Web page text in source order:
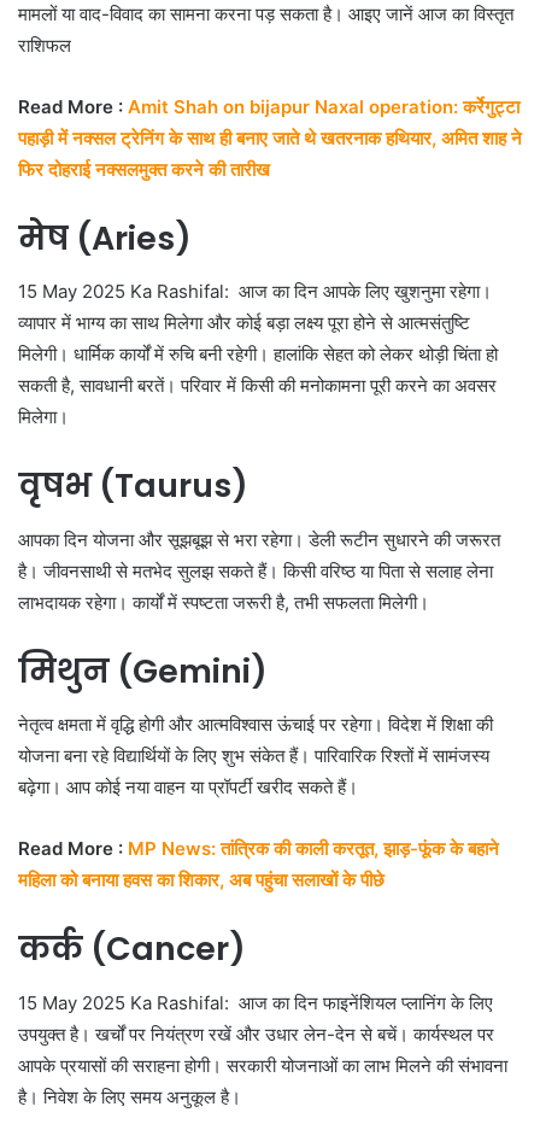
मामलों या वाद-विवाद का सामना करना पड़ सकता है। आइए जानें आज का विस्तृत
राशिफल
Read More : Amit Shah on bijapur Naxal operation: कर्रेगुट्टा
पहाड़ी में नक्सल ट्रेनिंग के साथ ही बनाए जाते थे खतरनाक हथियार, अमित शाह ने
फिर दोहराई नक्सलमुक्त करने की तारीख
मेष (Aries)
15 May 2025 Ka Rashifal: आज का दिन आपके लिए खुशनुमा रहेगा।
व्यापार में भाग्य का साथ मिलेगा और कोई बड़ा लक्ष्य पूरा होने से आत्मसंतुष्टि
मिलेगी। धार्मिक कार्यों में रुचि बनी रहेगी। हालांकि सेहत को लेकर थोड़ी चिंता हो
सकती है, सावधानी बरतें। परिवार में किसी की मनोकामना पूरी करने का अवसर
मिलेगा।
वृषभ (Taurus)
आपका दिन योजना और सूझबूझ से भरा रहेगा। डेली रूटीन सुधारने की जरूरत
है। जीवनसाथी से मतभेद सुलझ सकते हैं। किसी वरिष्ठ या पिता से सलाह लेना
लाभदायक रहेगा। कार्यों में स्पष्टता जरूरी है, तभी सफलता मिलेगी।
मिथुन (Gemini)
नेतृत्व क्षमता में वृद्धि होगी और आत्मविश्वास ऊंचाई पर रहेगा। विदेश में शिक्षा की
योजना बना रहे विद्यार्थियों के लिए शुभ संकेत हैं। पारिवारिक रिश्तों में सामंजस्य
बढ़ेगा। आप कोई नया वाहन या प्रॉपर्टी खरीद सकते हैं।
Read More : MP News: तांत्रिक की काली करतूत, झाड़-फूंक के बहाने
महिला को बनाया हवस का शिकार, अब पहुंचा सलाखों के पीछे
कर्क (Cancer)
15 May 2025 Ka Rashifal: आज का दिन फाइनेंशियल प्लानिंग के लिए
उपयुक्त है। खर्चों पर नियंत्रण रखें और उधार लेन-देन से बचें। कार्यस्थल पर
आपके प्रयासों की सराहना होगी। सरकारी योजनाओं का लाभ मिलने की संभावना
है। निवेश के लिए समय अनुकूल है।